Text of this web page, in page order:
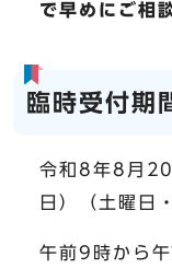
で早めにご相
臨時受付期
令和8年8月
日）（土曜日
午前9時から